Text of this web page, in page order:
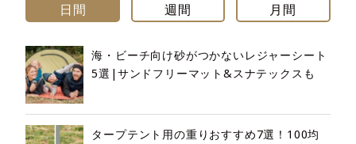
日間 週間 月間
海・ビーチ向け砂がつかないレジャーシート
5選|サンドフリーマット&スナテックスも
タープテント用の重りおすすめ7選！100均